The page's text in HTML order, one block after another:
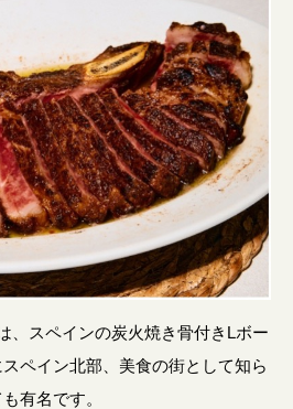
、スペインの炭火焼き骨付きLボー
ペイン北部、美食の街として知ら
有名です。